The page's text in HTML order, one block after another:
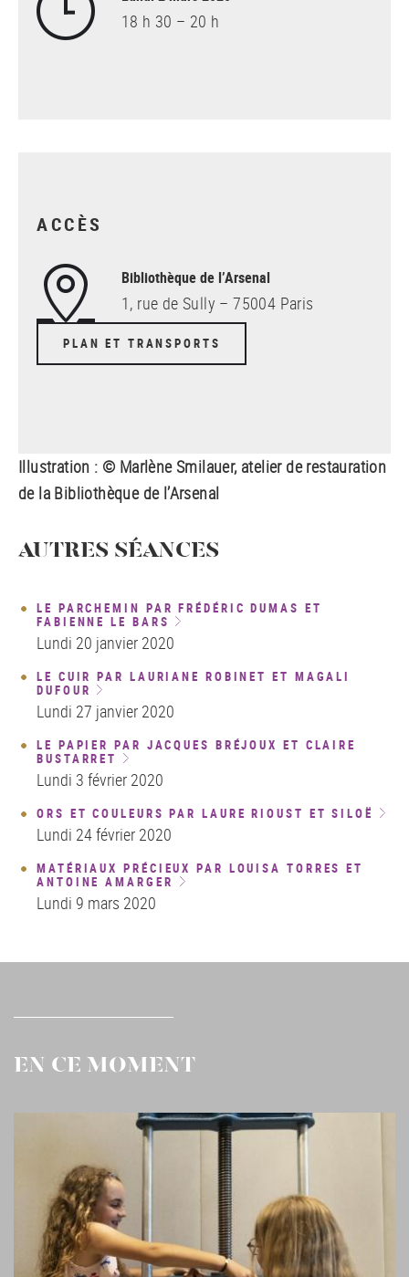
18 h 30 – 20 h
ACCÈS
Bibliothèque de l’Arsenal
1, rue de Sully – 75004 Paris
PLAN ET TRANSPORTS
Illustration : © Marlène Smilauer, atelier de restauration
de la Bibliothèque de l’Arsenal
AUTRES SÉANCES
LE PARCHEMIN PAR FRÉDÉRIC DUMAS ET
FABIENNE LE BARS
Lundi 20 janvier 2020
LE CUIR PAR LAURIANE ROBINET ET MAGALI
DUFOUR
Lundi 27 janvier 2020
LE PAPIER PAR JACQUES BRÉJOUX ET CLAIRE
BUSTARRET
Lundi 3 février 2020
ORS ET COULEURS PAR LAURE RIOUST ET SILOË
Lundi 24 février 2020
MATÉRIAUX PRÉCIEUX PAR LOUISA TORRES ET
ANTOINE AMARGER
Lundi 9 mars 2020
EN CE MOMENT